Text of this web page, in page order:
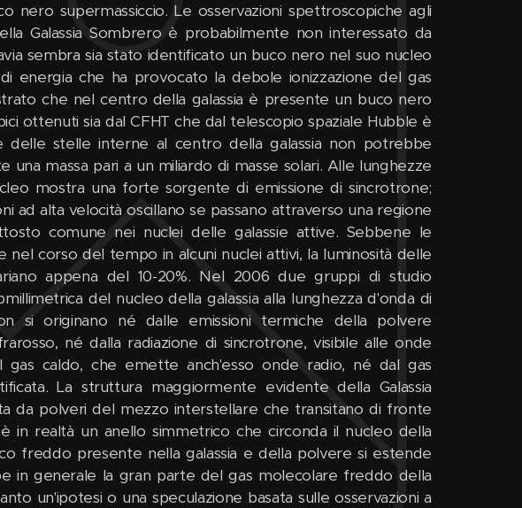
supermassiccio. Le osservazioni spettroscopiche agli
Galassia Sombrero è probabilmente non interessato da
sembra sia stato identificato un buco nero nel suo nucleo
energia che ha provocato la debole ionizzazione del gas
che nel centro della galassia è presente un buco nero
ottenuti sia dal CFHT che dal telescopio spaziale Hubble è
stelle interne al centro della galassia non potrebbe
massa pari a un miliardo di masse solari. Alle lunghezze
mostra una forte sorgente di emissione di sincrotrone;
alta velocità oscillano se passano attraverso una regione
comune nei nuclei delle galassie attive. Sebbene le
nel corso del tempo in alcuni nuclei attivi, la luminosità delle
appena del 10-20%. Nel 2006 due gruppi di studio
del nucleo della galassia alla lunghezza d'onda di
si originano né dalle emissioni termiche della polvere
né dalla radiazione di sincrotrone, visibile alle onde
gas caldo, che emette anch'esso onde radio, né dal gas
La struttura maggiormente evidente della Galassia
da polveri del mezzo interstellare che transitano di fronte
in realtà un anello simmetrico che circonda il nucleo della
freddo presente nella galassia e della polvere si estende
in generale la gran parte del gas molecolare freddo della
un'ipotesi o una speculazione basata sulle osservazioni a